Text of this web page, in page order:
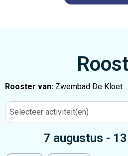
Rooster van: Zwembad De Kloet
Selecteer activiteit(en)
7 augustus -